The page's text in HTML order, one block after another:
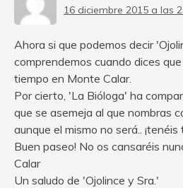
16 diciembre 2015 a las
Ahora si que podemos decir
comprendemos cuando dices
tiempo en Monte Calar.
Por cierto, 'La Bióloga' ha
que se asemeja al que nombras
aunque el mismo no será..
Buen paseo! No os cansaréis
Calar
Un saludo de 'Ojolince y Sra.'